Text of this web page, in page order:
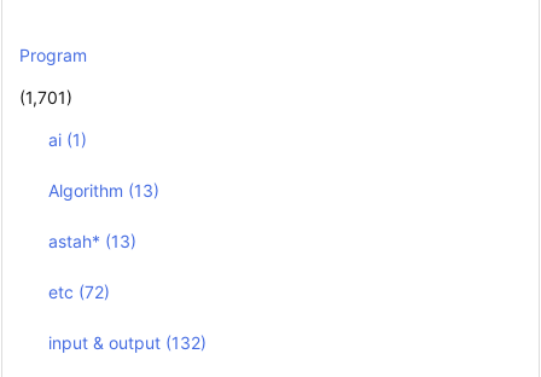
Program
(1,701)
ai (1)
Algorithm (13)
astah* (13)
etc (72)
input & output (132)